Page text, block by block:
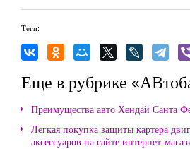
Теги:
Еще в рубрике
Преимущества авто Хендай Санта
Легкая покупка защиты картера
аксессуаров на сайте интернет-